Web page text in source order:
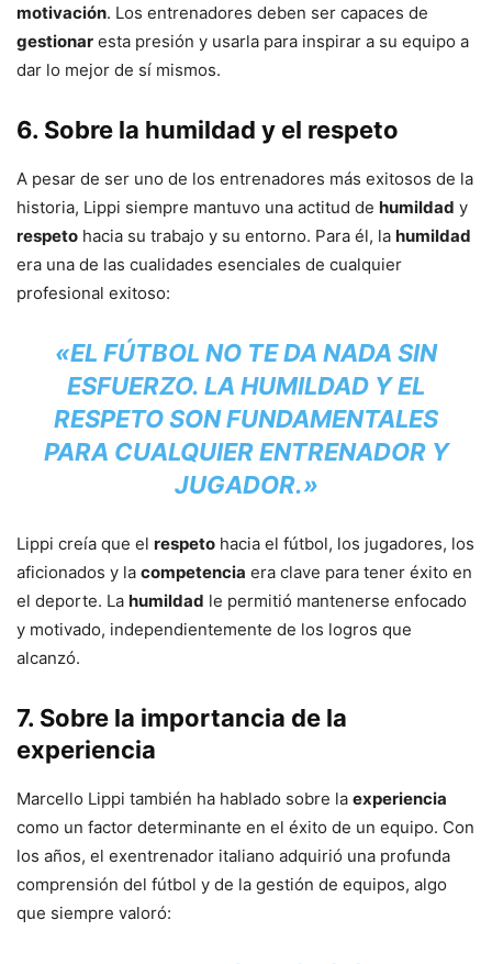
motivación. Los entrenadores deben ser capaces de
gestionar esta presión y usarla para inspirar a su equipo a
dar lo mejor de sí mismos.
6. Sobre la humildad y el respeto
A pesar de ser uno de los entrenadores más exitosos de la
historia, Lippi siempre mantuvo una actitud de humildad y
respeto hacia su trabajo y su entorno. Para él, la humildad
era una de las cualidades esenciales de cualquier
profesional exitoso:
«EL FÚTBOL NO TE DA NADA SIN
ESFUERZO. LA HUMILDAD Y EL
RESPETO SON FUNDAMENTALES
PARA CUALQUIER ENTRENADOR Y
JUGADOR.»
Lippi creía que el respeto hacia el fútbol, los jugadores, los
aficionados y la competencia era clave para tener éxito en
el deporte. La humildad le permitió mantenerse enfocado
y motivado, independientemente de los logros que
alcanzó.
7. Sobre la importancia de la
experiencia
Marcello Lippi también ha hablado sobre la experiencia
como un factor determinante en el éxito de un equipo. Con
los años, el exentrenador italiano adquirió una profunda
comprensión del fútbol y de la gestión de equipos, algo
que siempre valoró: